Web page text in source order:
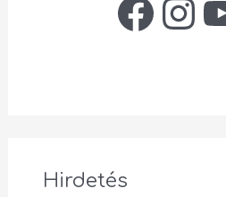
Hirdetés